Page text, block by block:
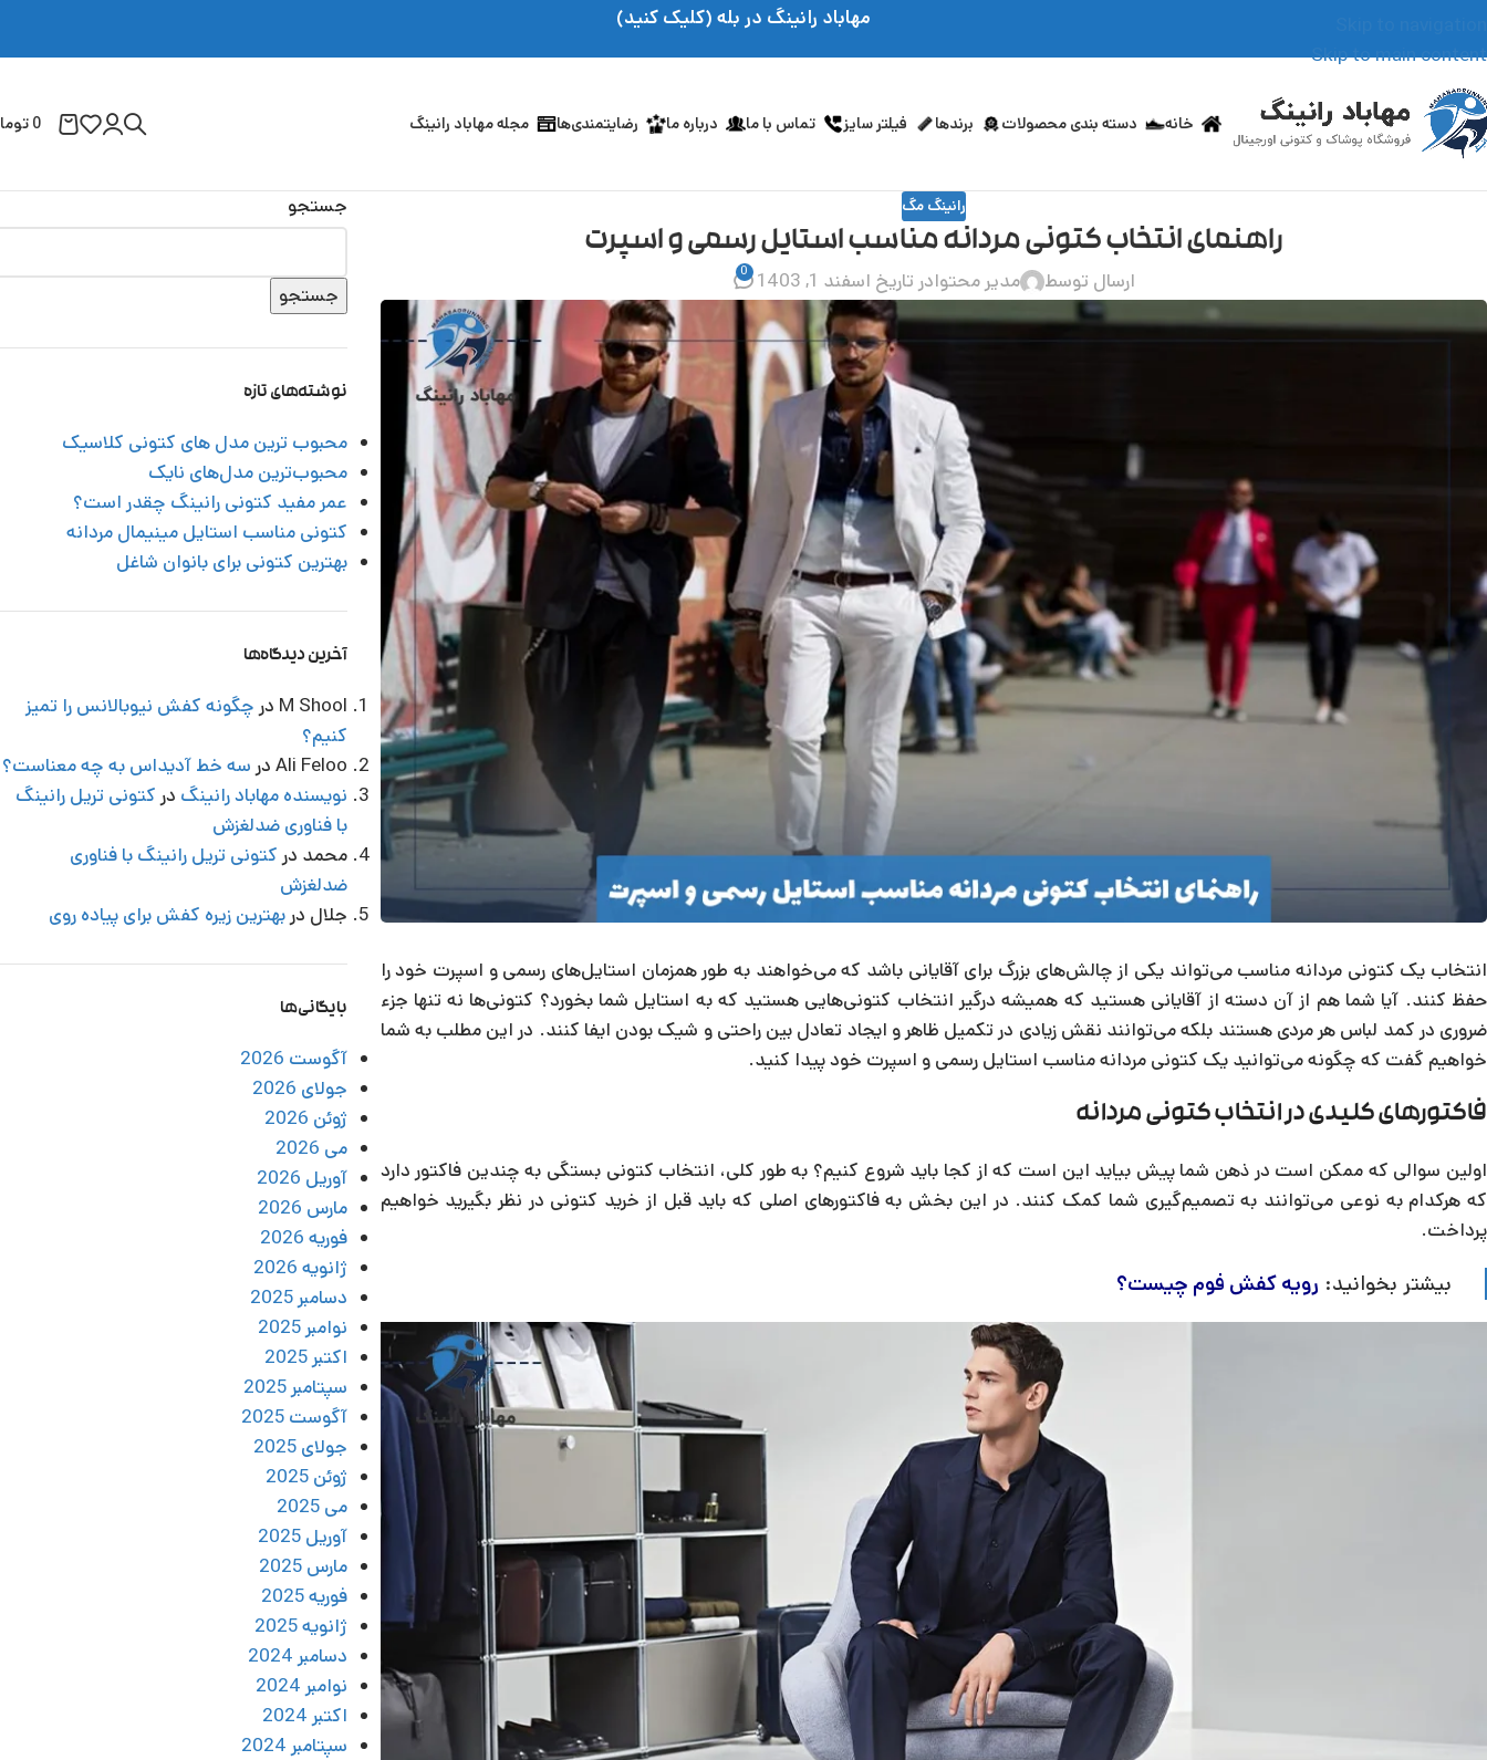
Skip to main content
مهاباد رانینگ در بله (کلیک کنید)
خانه دسته بندی محصولات برندها فیلتر سایز تماس با ما درباره ما رضایتمندی‌ها مجله مهاباد رانینگ 0
رانینگ مگ
راهنمای انتخاب کتونی مردانه مناسب استایل رسمی و اسپرت
ارسال توسط مدیر محتوادر تاریخ اسفند 1, 1403 0
انتخاب یک کتونی مردانه مناسب می‌تواند یکی از چالش‌های بزرگ برای آقایانی باشد که می‌خواهند به طور همزمان استایل‌های رسمی و اسپرت خود را
حفظ کنند. آیا شما هم از آن دسته از آقایانی هستید که همیشه درگیر انتخاب کتونی‌هایی هستید که به استایل شما بخورد؟ کتونی‌ها نه تنها جزء
ضروری در کمد لباس هر مردی هستند بلکه می‌توانند نقش زیادی در تکمیل ظاهر و ایجاد تعادل بین راحتی و شیک بودن ایفا کنند. در این مطلب به شما
خواهیم گفت که چگونه می‌توانید یک کتونی مردانه مناسب استایل رسمی و اسپرت خود پیدا کنید.
فاکتورهای کلیدی در انتخاب کتونی مردانه
اولین سوالی که ممکن است در ذهن شما پیش بیاید این است که از کجا باید شروع کنیم؟ به طور کلی، انتخاب کتونی بستگی به چندین فاکتور دارد
که هرکدام به نوعی می‌توانند به تصمیم‌گیری شما کمک کنند. در این بخش به فاکتورهای اصلی که باید قبل از خرید کتونی در نظر بگیرید خواهیم
پرداخت.
بیشتر بخوانید: رویه کفش فوم چیست؟
جستجو
جستجو
نوشته‌های تازه
محبوب ‌ترین مدل‌ های کتونی کلاسیک
محبوب‌ترین مدل‌های نایک
عمر مفید کتونی رانینگ چقدر است؟
کتونی مناسب استایل مینیمال مردانه
بهترین کتونی برای بانوان شاغل
آخرین دیدگاه‌ها
M Shool در چگونه کفش نیوبالانس را تمیز
کنیم؟
Ali Feloo در سه خط آدیداس به چه معناست؟
نویسنده مهاباد رانینگ در کتونی تریل رانینگ
با فناوری ضدلغزش
محمد در کتونی تریل رانینگ با فناوری
ضدلغزش
جلال دربهترین زیره کفش برای پیاده روی
بایگانی‌ها
آگوست 2026
جولای 2026
ژوئن 2026
می 2026
آوریل 2026
مارس 2026
فوریه 2026
ژانویه 2026
دسامبر 2025
نوامبر 2025
اکتبر 2025
سپتامبر 2025
آگوست 2025
جولای 2025
ژوئن 2025
می 2025
آوریل 2025
مارس 2025
فوریه 2025
ژانویه 2025
دسامبر 2024
نوامبر 2024
اکتبر 2024
سپتامبر 2024